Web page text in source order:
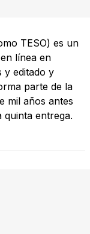
TESO) es un
línea en
y editado y
parte de la
mil años antes
entrega.